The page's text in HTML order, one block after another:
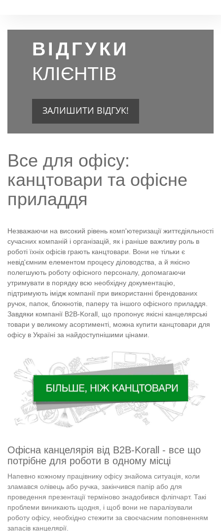
ВІДГУКИ
КЛІЄНТІВ
ЗАЛИШИТИ ВІДГУК!
Все для офісу:
канцтовари та офісне
приладдя
Незважаючи на високий рівень комп'ютеризації життєдіяльності
сучасних компаній і організацій, як і раніше важливу роль в
роботі їхніх офісів грають канцтовари. Вони не тільки є
невід'ємним елементом процесу діловодства, а й якісно
полегшують роботу офісного персоналу, допомагаючи
утримувати в порядку всю необхідну документацію,
підтримують імідж компанії при використанні брендованих
ручок, папок, блокнотів, паперу та іншого офісного приладдя.
Завдяки компанії B2B-Korall, що пропонує якісні канцелярські
товари у великому асортименті, можна купити канцтовари для
офісу в Україні за найдоступнішими цінами.
Офісна канцелярія від B2B-Korall - все що
потрібне для роботи в одному місці
Напевно кожному працівнику офісу знайома ситуація, коли
зламався олівець або ручка, закінчився папір або для
проведення презентації терміново знадобився фліпчарт. Такі
проблеми виникають щодня, і щоб вони не паралізували
роботу офісу, необхідно стежити за своєчасним поповненням
запасів канцелярії.